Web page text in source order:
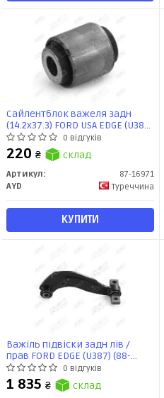
Сайлентблок важеля задн
(14.2x37.3) FORD USA EDGE (U387)
(06-) (87-16971) AYD
0 відгуків
220 ₴ склад
Артикул:
87-16971
AYD
Туреччина
КУПИТИ
Важіль підвіски задн лів /
прав FORD EDGE (U387) (88-
16969) AYD
0 відгуків
1 835 ₴ склад